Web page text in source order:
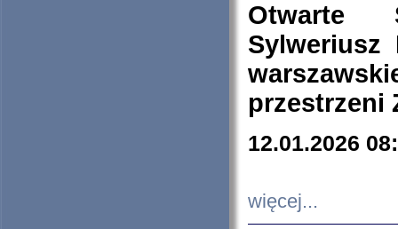
Otwarte
Sylweriusz
przestrzeni
12.01.2026
więcej...